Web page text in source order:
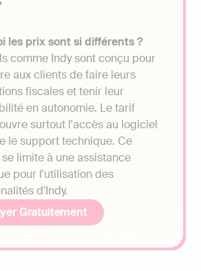
les prix sont si différents ?
comme Indy sont conçu pour
aux clients de faire leurs
fiscales et tenir leur
en autonomie. Le tarif
surtout l'accès au logiciel
le support technique. Ce
limite à une assistance
pour l'utilisation des
d'Indy.
Gratuitement